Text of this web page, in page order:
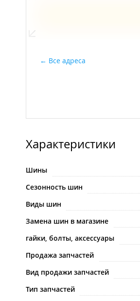
Все адреса
Характеристики
Шины
Сезонность шин
Виды шин
Замена шин в магазине
гайки, болты, аксессуары
Продажа запчастей
Вид продажи запчастей
Тип запчастей